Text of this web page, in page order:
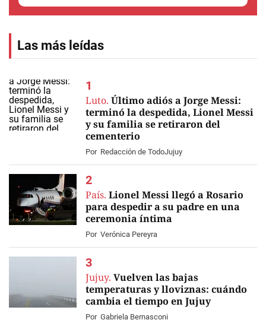
Las más leídas
Luto. Último adiós a Jorge Messi:
terminó la despedida, Lionel Messi
y su familia se retiraron del
cementerio
Por Redacción de TodoJujuy
País. Lionel Messi llegó a Rosario
para despedir a su padre en una
ceremonia íntima
Por Verónica Pereyra
Jujuy. Vuelven las bajas
temperaturas y lloviznas: cuándo
cambia el tiempo en Jujuy
Por Gabriela Bernasconi